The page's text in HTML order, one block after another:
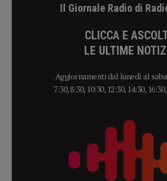
Il Giornale Radio di
CLICCA E
LE ULTIME
Aggiornamenti dal lunedì al
7:30, 8:30, 10:30, 12:30, 14:30,